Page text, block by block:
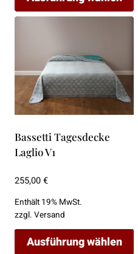
Dieses
mehrere
Varianten
auf.
Die
Optionen
können
der
Produktseite
gewählt
werden
Bassetti Tagesdecke
Laglio V1
255,00€
Enthält 19% MwSt.
zzgl. Versand
Ausführung wählen